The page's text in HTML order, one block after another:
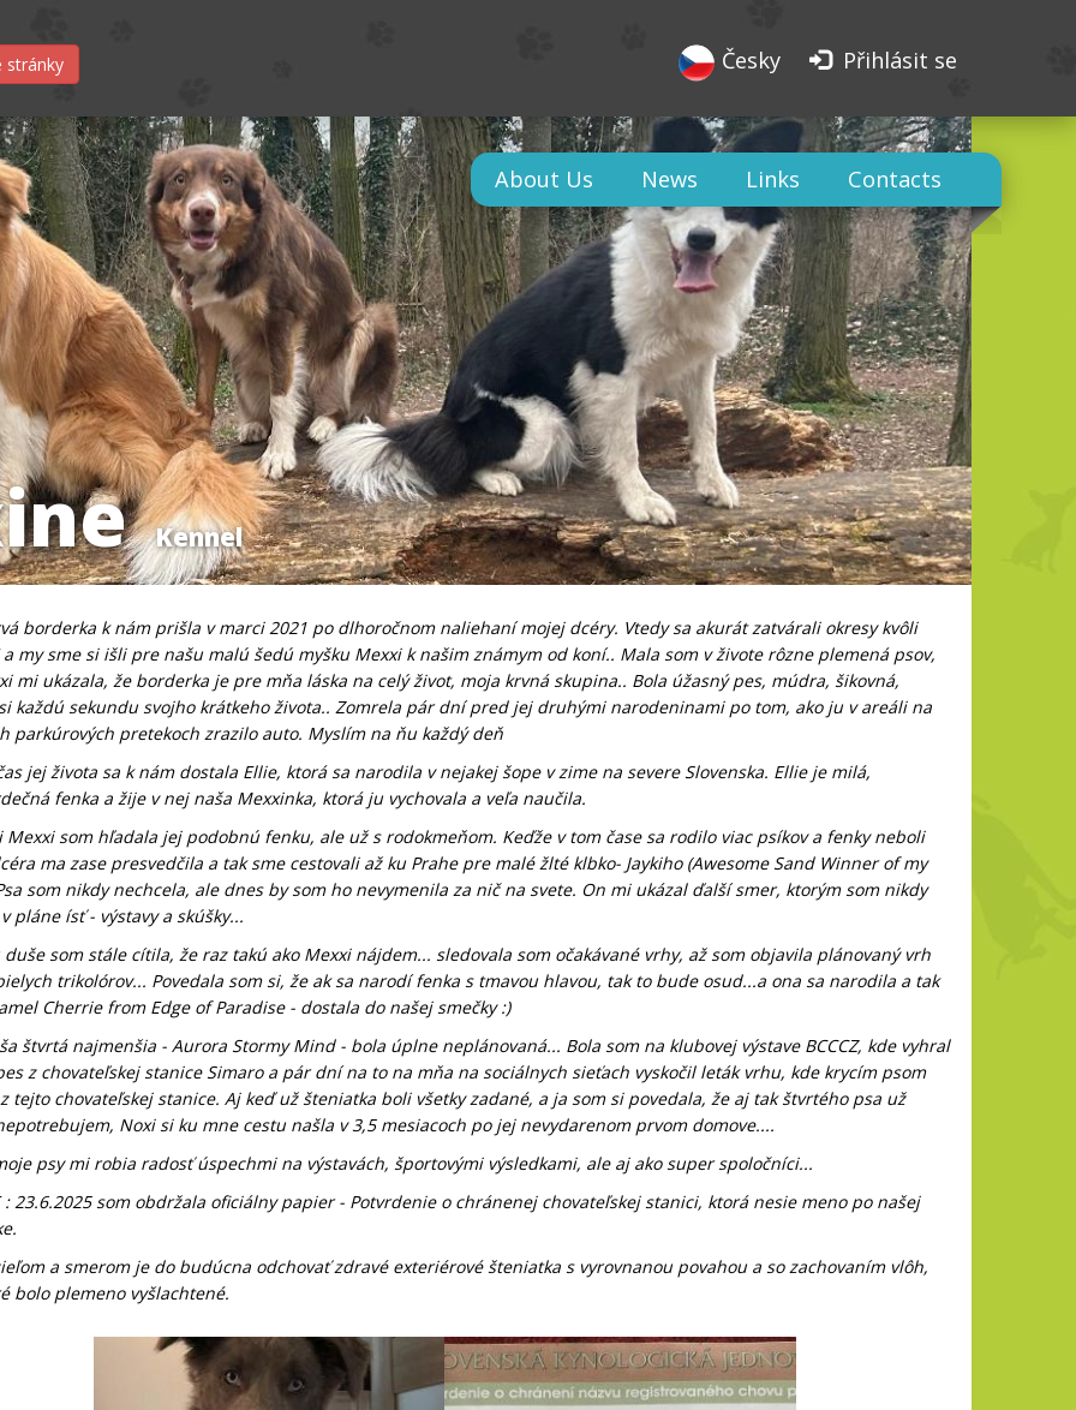
stránky Česky Přihlásit se
Kennel
About Us News Links Contacts
borderka k nám prišla v marci 2021 po dlhoročnom naliehaní mojej dcéry. Vtedy sa akurát zatvárali okresy kvôli
a my sme si išli pre našu malú šedú myšku Mexxi k našim známym od koní.. Mala som v živote rôzne plemená psov,
mi ukázala, že borderka je pre mňa láska na celý život, moja krvná skupina.. Bola úžasný pes, múdra, šikovná,
každú sekundu svojho krátkeho života.. Zomrela pár dní pred jej druhými narodeninami po tom, ako ju v areáli na
parkúrových pretekoch zrazilo auto. Myslím na ňu každý deň
jej života sa k nám dostala Ellie, ktorá sa narodila v nejakej šope v zime na severe Slovenska. Ellie je milá,
fenka a žije v nej naša Mexxinka, ktorá ju vychovala a veľa naučila.
Mexxi som hľadala jej podobnú fenku, ale už s rodokmeňom. Keďže v tom čase sa rodilo viac psíkov a fenky neboli
ma zase presvedčila a tak sme cestovali až ku Prahe pre malé žlté klbko- Jaykiho (Awesome Sand Winner of my
som nikdy nechcela, ale dnes by som ho nevymenila za nič na svete. On mi ukázal ďalší smer, ktorým som nikdy
pláne ísť - výstavy a skúšky...
som stále cítila, že raz takú ako Mexxi nájdem... sledovala som očakávané vrhy, až som objavila plánovaný vrh
trikolórov... Povedala som si, že ak sa narodí fenka s tmavou hlavou, tak to bude osud...a ona sa narodila a tak
Cherrie from Edge of Paradise - dostala do našej smečky :)
štvrtá najmenšia - Aurora Stormy Mind - bola úplne neplánovaná... Bola som na klubovej výstave BCCCZ, kde vyhral
z chovateľskej stanice Simaro a pár dní na to na mňa na sociálnych sieťach vyskočil leták vrhu, kde krycím psom
tejto chovateľskej stanice. Aj keď už šteniatka boli všetky zadané, a ja som si povedala, že aj tak štvrtého psa už
Noxi si ku mne cestu našla v 3,5 mesiacoch po jej nevydarenom prvom domove....
psy mi robia radosť úspechmi na výstavách, športovými výsledkami, ale aj ako super spoločníci...
: 23.6.2025 som obdržala oficiálny papier - Potvrdenie o chránenej chovateľskej stanici, ktorá nesie meno po našej
a smerom je do budúcna odchovať zdravé exteriérové šteniatka s vyrovnanou povahou a so zachovaním vlôh,
bolo plemeno vyšlachtené.